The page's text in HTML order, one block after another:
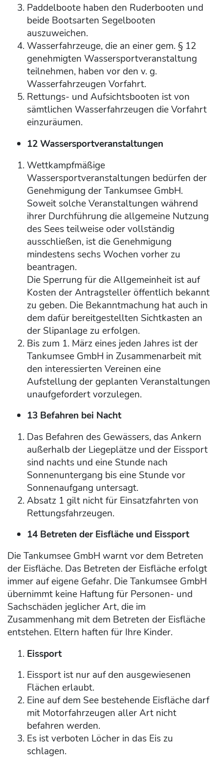
Paddelboote haben den Ruderbooten und
beide Bootsarten Segelbooten
auszuweichen.
Wasserfahrzeuge, die an einer gem. § 12
genehmigten Wassersportveranstaltung
teilnehmen, haben vor den v. g.
Wasserfahrzeugen Vorfahrt.
Rettungs- und Aufsichtsbooten ist von
sämtlichen Wasserfahrzeugen die Vorfahrt
einzuräumen.
12 Wassersportveranstaltungen
Wettkampfmäßige
Wassersportveranstaltungen bedürfen der
Genehmigung der Tankumsee GmbH.
Soweit solche Veranstaltungen während
ihrer Durchführung die allgemeine Nutzung
des Sees teilweise oder vollständig
ausschließen, ist die Genehmigung
mindestens sechs Wochen vorher zu
beantragen.
Die Sperrung für die Allgemeinheit ist auf
Kosten der Antragsteller öffentlich bekannt
zu geben. Die Bekanntmachung hat auch in
dem dafür bereitgestellten Sichtkasten an
der Slipanlage zu erfolgen.
Bis zum 1. März eines jeden Jahres ist der
Tankumsee GmbH in Zusammenarbeit mit
den interessierten Vereinen eine
Aufstellung der geplanten Veranstaltungen
unaufgefordert vorzulegen.
13 Befahren bei Nacht
Das Befahren des Gewässers, das Ankern
außerhalb der Liegeplätze und der Eissport
sind nachts und eine Stunde nach
Sonnenuntergang bis eine Stunde vor
Sonnenaufgang untersagt.
Absatz 1 gilt nicht für Einsatzfahrten von
Rettungsfahrzeugen.
14 Betreten der Eisfläche und Eissport
Die Tankumsee GmbH warnt vor dem Betreten
der Eisfläche. Das Betreten der Eisfläche erfolgt
immer auf eigene Gefahr. Die Tankumsee GmbH
übernimmt keine Haftung für Personen- und
Sachschäden jeglicher Art, die im
Zusammenhang mit dem Betreten der Eisfläche
entstehen. Eltern haften für Ihre Kinder.
Eissport
Eissport ist nur auf den ausgewiesenen
Flächen erlaubt.
Eine auf dem See bestehende Eisfläche darf
mit Motorfahrzeugen aller Art nicht
befahren werden.
Es ist verboten Löcher in das Eis zu
schlagen.